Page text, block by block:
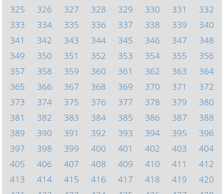
325
326 327 328 329 330 331
332
333
334 335 336 337 338 339
340
341
342 343 344 345 346 347
348
349
350 351 352 353 354 355
356
357
358 359 360 361 362 363
364
365
366 367 368 369 370 371
372
373
374 375 376 377 378 379
380
381
382 383 384 385 386 387
388
389
390 391 392 393 394 395
396
397
398 399 400 401 402 403
404
405
406 407 408 409 410 411
412
413
414 415 416 417 418 419
420